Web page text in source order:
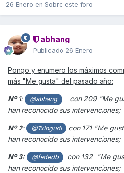
26 Enero en Sobre este foro
abhang
Publicado 26 Enero
Pongo y enumero los máximos
más "Me gusta" del pasado año:
Nº 1: @abhang
con 209 "Me
han reconocido sus intervenciones;
Nº 2: @Txingudi con 171 "Me
han reconocido sus intervenciones;
Nº 3: @fededb
con 132 "Me
han reconocido sus intervenciones;